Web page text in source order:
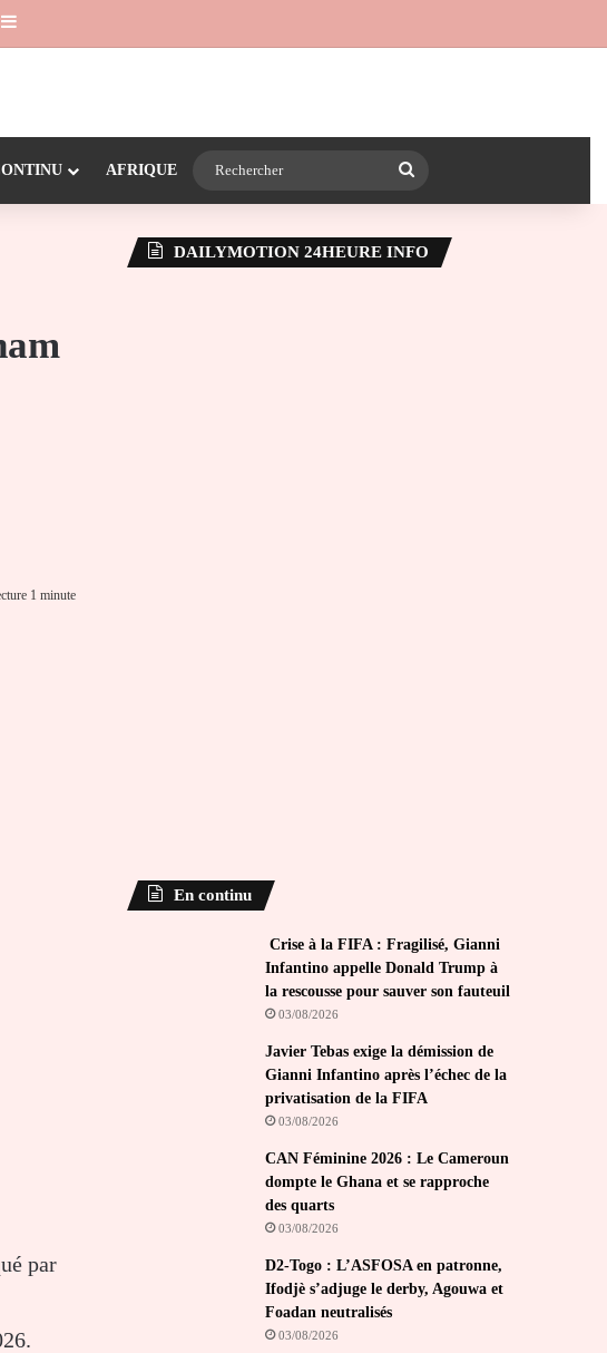
la chaîne 24heureinfo sur WhatsApp
Sidebar (barre latérale)
AFRIQUE
1 minute
par
DAILYMOTION 24HEURE INFO
En continu
Crise à la FIFA : Fragilisé, Gianni
Infantino appelle Donald Trump à
la rescousse pour sauver son fauteuil
03/08/2026
Javier Tebas exige la démission de
Gianni Infantino après l’échec de la
privatisation de la FIFA
03/08/2026
CAN Féminine 2026 : Le Cameroun
dompte le Ghana et se rapproche
des quarts
03/08/2026
D2-Togo : L’ASFOSA en patronne,
Ifodjè s’adjuge le derby, Agouwa et
Foadan neutralisés
03/08/2026